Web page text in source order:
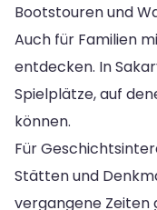
Bootstouren und
Auch für Familien
entdecken. In
Spielplätze, auf
können.
Für
Stätten und
vergangene Zeiten